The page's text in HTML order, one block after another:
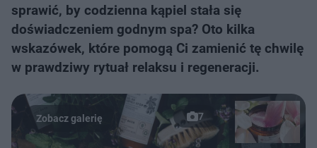
sprawić, by codzienna kąpiel stała się
doświadczeniem godnym spa? Oto kilka
wskazówek, które pomogą Ci zamienić tę chwilę
w prawdziwy rytuał relaksu i regeneracji.
7